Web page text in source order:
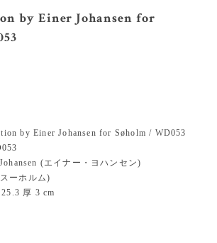
by Einer Johansen for
by Einer Johansen for Søholm / WD053
(エイナー・ヨハンセン)
ーホルム)
厚 3 cm